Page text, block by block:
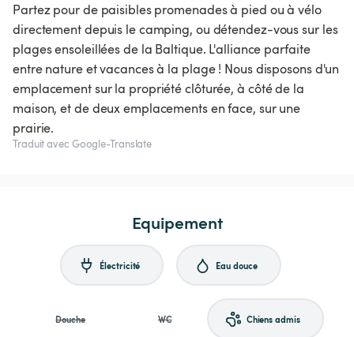
Partez pour de paisibles promenades à pied ou à vélo
directement depuis le camping, ou détendez-vous sur les
plages ensoleillées de la Baltique. L'alliance parfaite
entre nature et vacances à la plage ! Nous disposons d'un
emplacement sur la propriété clôturée, à côté de la
maison, et de deux emplacements en face, sur une
prairie.
Traduit avec Google-Translate
Equipement
Électricité Eau douce
Douche WC Chiens admis